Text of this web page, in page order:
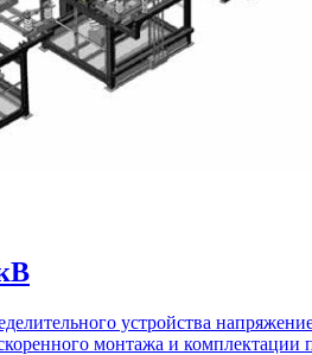
устройства
монтажа и комплектации